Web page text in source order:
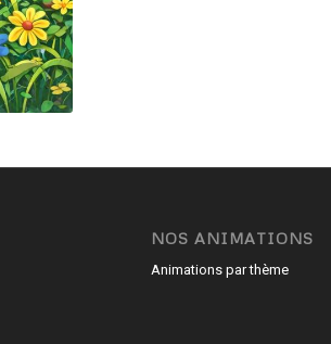
NOS ANIMATIONS
Animations par thème